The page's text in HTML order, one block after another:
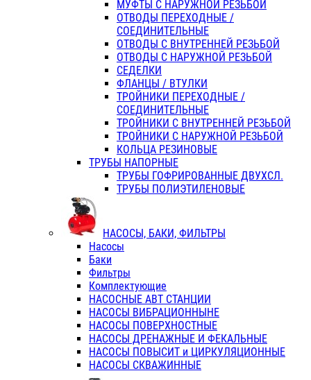
МУФТЫ С НАРУЖНОЙ РЕЗЬБОЙ
ОТВОДЫ ПЕРЕХОДНЫЕ /
СОЕДИНИТЕЛЬНЫЕ
ОТВОДЫ С ВНУТРЕННЕЙ РЕЗЬБОЙ
ОТВОДЫ С НАРУЖНОЙ РЕЗЬБОЙ
СЕДЕЛКИ
ФЛАНЦЫ / ВТУЛКИ
ТРОЙНИКИ ПЕРЕХОДНЫЕ /
СОЕДИНИТЕЛЬНЫЕ
ТРОЙНИКИ С ВНУТРЕННЕЙ РЕЗЬБОЙ
ТРОЙНИКИ С НАРУЖНОЙ РЕЗЬБОЙ
КОЛЬЦА РЕЗИНОВЫЕ
ТРУБЫ НАПОРНЫЕ
ТРУБЫ ГОФРИРОВАННЫЕ ДВУХСЛ.
ТРУБЫ ПОЛИЭТИЛЕНОВЫЕ
НАСОСЫ, БАКИ, ФИЛЬТРЫ
Насосы
Баки
Фильтры
Комплектующие
НАСОСНЫЕ АВТ СТАНЦИИ
НАСОСЫ ВИБРАЦИОННЫНЕ
НАСОСЫ ПОВЕРХНОСТНЫЕ
НАСОСЫ ДРЕНАЖНЫЕ И ФЕКАЛЬНЫЕ
НАСОСЫ ПОВЫСИТ и ЦИРКУЛЯЦИОННЫЕ
НАСОСЫ СКВАЖИННЫЕ